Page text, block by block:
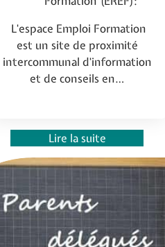
L'espace Emploi Formation
est un site de proximité
intercommunal d'information
et de conseils en…
Lire la suite